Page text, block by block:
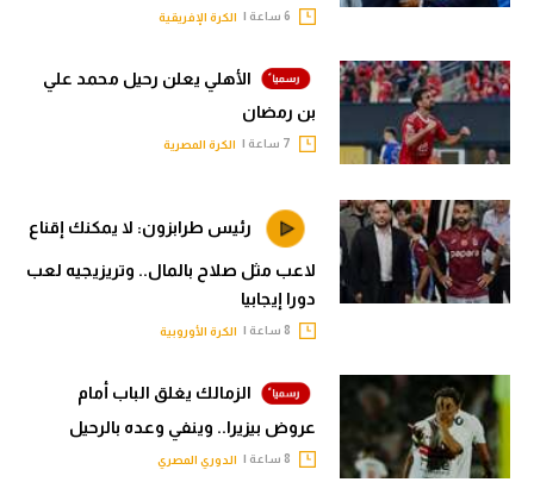
الكرة الإفريقية
الأهلي يعلن رحيل محمد علي
بن رمضان
الكرة المصرية
رئيس طرابزون: لا يمكنك إقناع
لاعب مثل صلاح بالمال.. وتريزيجيه لعب
دورا إيجابيا
الكرة الأوروبية
الزمالك يغلق الباب أمام
عروض بيزيرا.. وينفي وعده بالرحيل
الدوري المصري